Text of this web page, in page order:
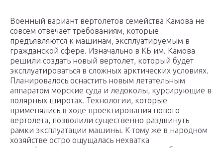
Военный вариант вертолетов семейства Камова не
совсем отвечает требованиям, которые
предъявляются к машинам, эксплуатируемым в
гражданской сфере. Изначально в КБ им. Камова
решили создать новый вертолет, который будет
эксплуатироваться в сложных арктических условиях.
Планировалось оснастить новым летательным
аппаратом морские суда и ледоколы, курсирующие в
полярных широтах. Технологии, которые
применялись в ходе проектирования нового
вертолета, позволили существенно раздвинуть
рамки эксплуатации машины. К тому же в народном
хозяйстве остро ощущалась нехватка